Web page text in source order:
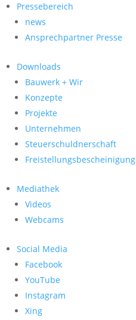
Pressebereich
news
Ansprechpartner Presse
Downloads
Bauwerk + Wir
Konzepte
Projekte
Unternehmen
Steuerschuldnerschaft
Freistellungsbescheinigung
Mediathek
Videos
Webcams
Social Media
Facebook
YouTube
Instagram
Xing